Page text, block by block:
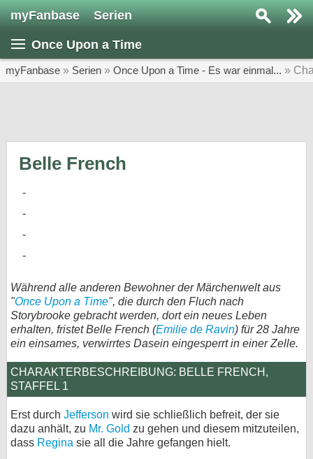
myFanbase Serien
Once Upon a Time
myFanbase » Serien » Once Upon a Time - Es war einmal... »
Belle French
Während alle anderen Bewohner der Märchenwelt aus
"Once Upon a Time", die durch den Fluch nach
Storybrooke gebracht werden, dort ein neues Leben
erhalten, fristet Belle French (Emilie de Ravin) für 28 Jahre
ein einsames, verwirrtes Dasein eingesperrt in einer Zelle.
CHARAKTERBESCHREIBUNG: BELLE FRENCH,
STAFFEL 1
Erst durch Jefferson wird sie schließlich befreit, der sie
dazu anhält, zu Mr. Gold zu gehen und diesem mitzuteilen,
dass Regina sie all die Jahre gefangen hielt.
Home
SERIEN
Forum
bei X
bei Facebook
Kontakt
Nutzungsbedingungen